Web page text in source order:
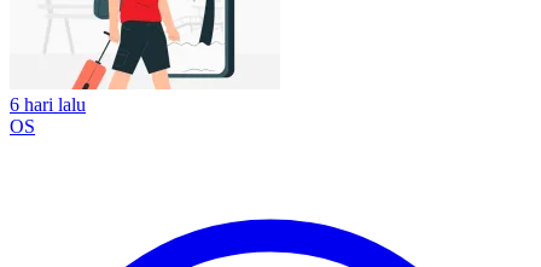
6 hari lalu
OS